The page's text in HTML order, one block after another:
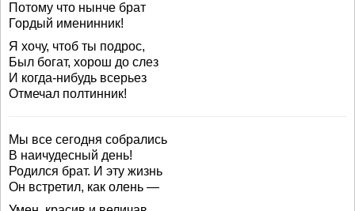
Потому что нынче брат
Гордый именинник!
Я хочу, чтоб ты подрос,
Был богат, хорош до слез
И когда-нибудь всерьез
Отмечал полтинник!
Мы все сегодня собрались
В наичудесный день!
Родился брат. И эту жизнь
Он встретил, как олень —